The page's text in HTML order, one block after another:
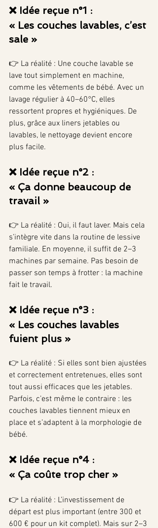
❌ Idée reçue n°1 :
« Les couches lavables, c’est
sale »
👉 La réalité : Une couche lavable se
lave tout simplement en machine,
comme les vêtements de bébé. Avec un
lavage régulier à 40–60°C, elles
ressortent propres et hygiéniques. De
plus, grâce aux liners jetables ou
lavables, le nettoyage devient encore
plus facile.
❌ Idée reçue n°2 :
« Ça donne beaucoup de
travail »
👉 La réalité : Oui, il faut laver. Mais cela
s’intègre vite dans la routine de lessive
familiale. En moyenne, il suffit de 2–3
machines par semaine. Pas besoin de
passer son temps à frotter : la machine
fait le travail.
❌ Idée reçue n°3 :
« Les couches lavables
fuient plus »
👉 La réalité : Si elles sont bien ajustées
et correctement entretenues, elles sont
tout aussi efficaces que les jetables.
Parfois, c’est même le contraire : les
couches lavables tiennent mieux en
place et s’adaptent à la morphologie de
bébé.
❌ Idée reçue n°4 :
« Ça coûte trop cher »
👉 La réalité : L’investissement de
départ est plus important (entre 300 et
600 € pour un kit complet). Mais sur 2–3